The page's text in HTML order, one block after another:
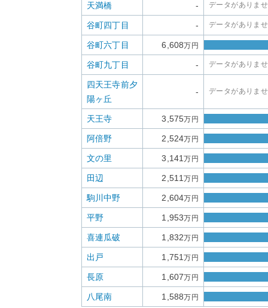
天満橋 - データがありま
谷町四丁目 - データがありま
谷町六丁目 6,608万円
谷町九丁目 - データがありま
四天王寺前夕
陽ヶ丘
- データがありま
天王寺 3,575万円
阿倍野 2,524万円
文の里 3,141万円
田辺 2,511万円
駒川中野 2,604万円
平野 1,953万円
喜連瓜破 1,832万円
出戸 1,751万円
長原 1,607万円
八尾南 1,588万円